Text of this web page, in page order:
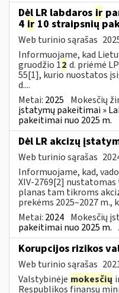
Dėl LR labdaros ir
4 ir 10 straipsnių
Web turinio sąrašas
Informuojame, kad
gruodžio 12 d. priėmė
55[1], kurio nuostatos
d....
Metai: 2025 Mokesčių
įstatymų pakeitimai »
pakeitimai nuo 2025 m.
Dėl LR akcizų
Web turinio sąrašas
Informuojame, kad,
XIV-2769[2]
planas tam tikroms
prekėms 2025–2027 m.,
Metai: 2024 Mokesčių
pakeitimai nuo 2025 m.
Korupcijos rizikos
Web turinio sąrašas
Valstybinėje mokesčių
Respublikos finansų